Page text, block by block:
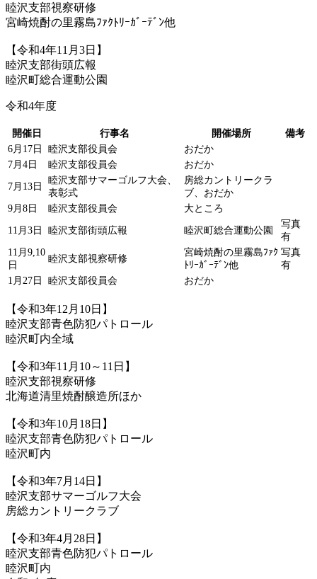
睦沢支部視察研修
宮崎焼酎の里霧島ﾌｧｸﾄﾘｰｶﾞｰﾃﾞﾝ他
【令和4年11月3日】
睦沢支部街頭広報
睦沢町総合運動公園
令和4年度
開催日 行事名 開催場所
備考
6月17日
睦沢支部役員会
おだか
7月4日
睦沢支部役員会 おだか
7月13日
睦沢支部サマーゴルフ大会、
表彰式
房総カントリークラ
ブ、おだか
9月8日
睦沢支部役員会 大ところ
11月3日 睦沢支部街頭広報 睦沢町総合運動公園
写真
有
11月9,10
日
睦沢支部視察研修
宮崎焼酎の里霧島ﾌｧｸ
ﾄﾘｰｶﾞｰﾃﾞﾝ他
写真
有
1月27日
睦沢支部役員会 おだか
【令和3年12月10日】
睦沢支部青色防犯パトロール
睦沢町内全域
【令和3年11月10～11日】
睦沢支部視察研修
北海道清里焼酎醸造所ほか
【令和3年10月18日】
睦沢支部青色防犯パトロール
睦沢町内
【令和3年7月14日】
睦沢支部サマーゴルフ大会
房総カントリークラブ
【令和3年4月28日】
睦沢支部青色防犯パトロール
睦沢町内